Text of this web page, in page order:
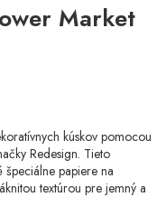
Market
kúskov pomocou
Redesign. Tieto
špeciálne papiere na
textúrou pre jemný a